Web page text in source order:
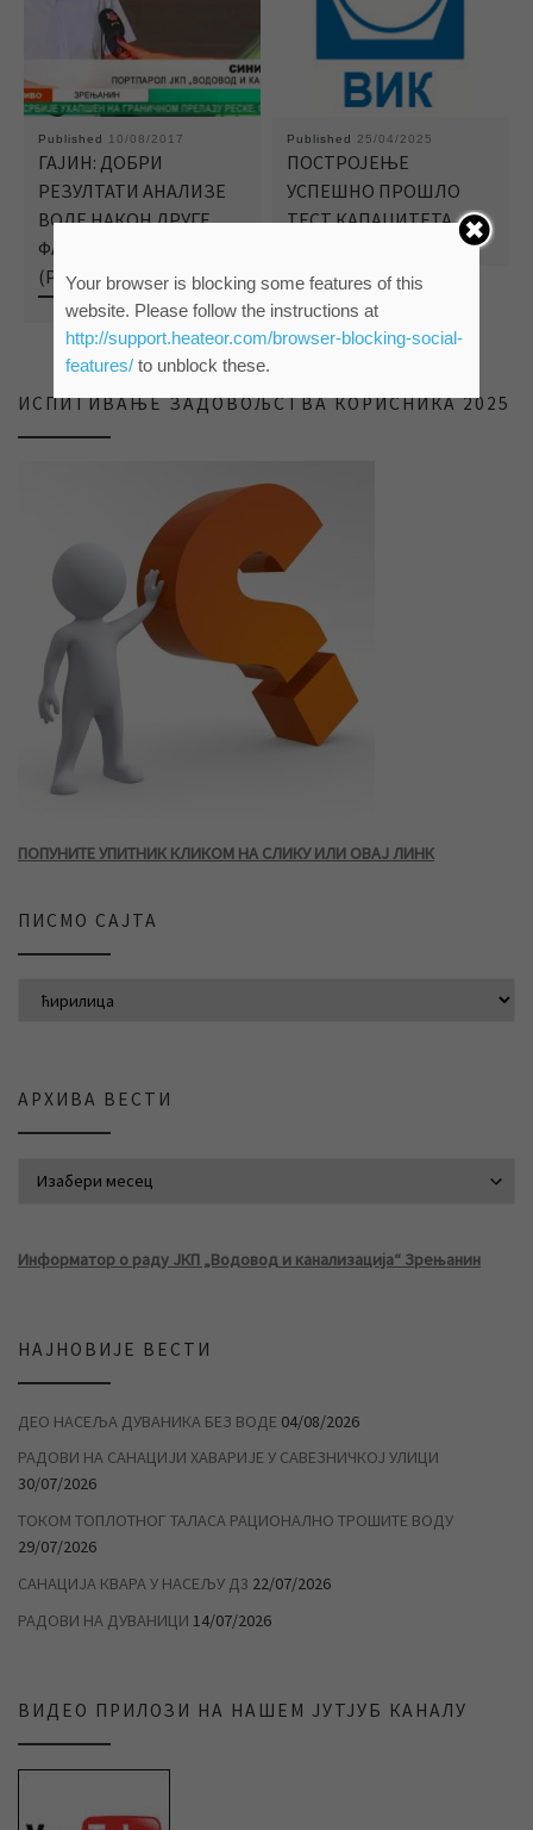
Published 10/08/2017
ГАЈИН: ДОБРИ
РЕЗУЛТАТИ АНАЛИЗЕ
ВОДЕ НАКОН ДРУГЕ
ФАЗЕ ПРЕЧИШЋАВАЊА
(РТВ „ВОЈВОДИНА“)
Published 25/04/2025
ПОСТРОЈЕЊЕ
УСПЕШНО ПРОШЛО
ТЕСТ КАПАЦИТЕТА
ИСПИТИВАЊЕ ЗАДОВОЉСТВА КОРИСНИКА 2025
ПОПУНИТЕ УПИТНИК КЛИКОМ НА СЛИКУ ИЛИ ОВАЈ ЛИНК
ПИСМО САЈТА
АРХИВА ВЕСТИ
Информатор о раду ЈКП „Водовод и канализација“ Зрењанин
НАЈНОВИЈЕ ВЕСТИ
ДЕО НАСЕЉА ДУВАНИКА БЕЗ ВОДЕ 04/08/2026
РАДОВИ НА САНАЦИЈИ ХАВАРИЈЕ У САВЕЗНИЧКОЈ УЛИЦИ
30/07/2026
ТОКОМ ТОПЛОТНОГ ТАЛАСА РАЦИОНАЛНО ТРОШИТЕ ВОДУ
29/07/2026
САНАЦИЈА КВАРА У НАСЕЉУ Д3 22/07/2026
РАДОВИ НА ДУВАНИЦИ 14/07/2026
ВИДЕО ПРИЛОЗИ НА НАШЕМ ЈУТЈУБ КАНАЛУ
Your browser is blocking some features of this
website. Please follow the instructions at
http://support.heateor.com/browser-blocking-social-
features/to unblock these.